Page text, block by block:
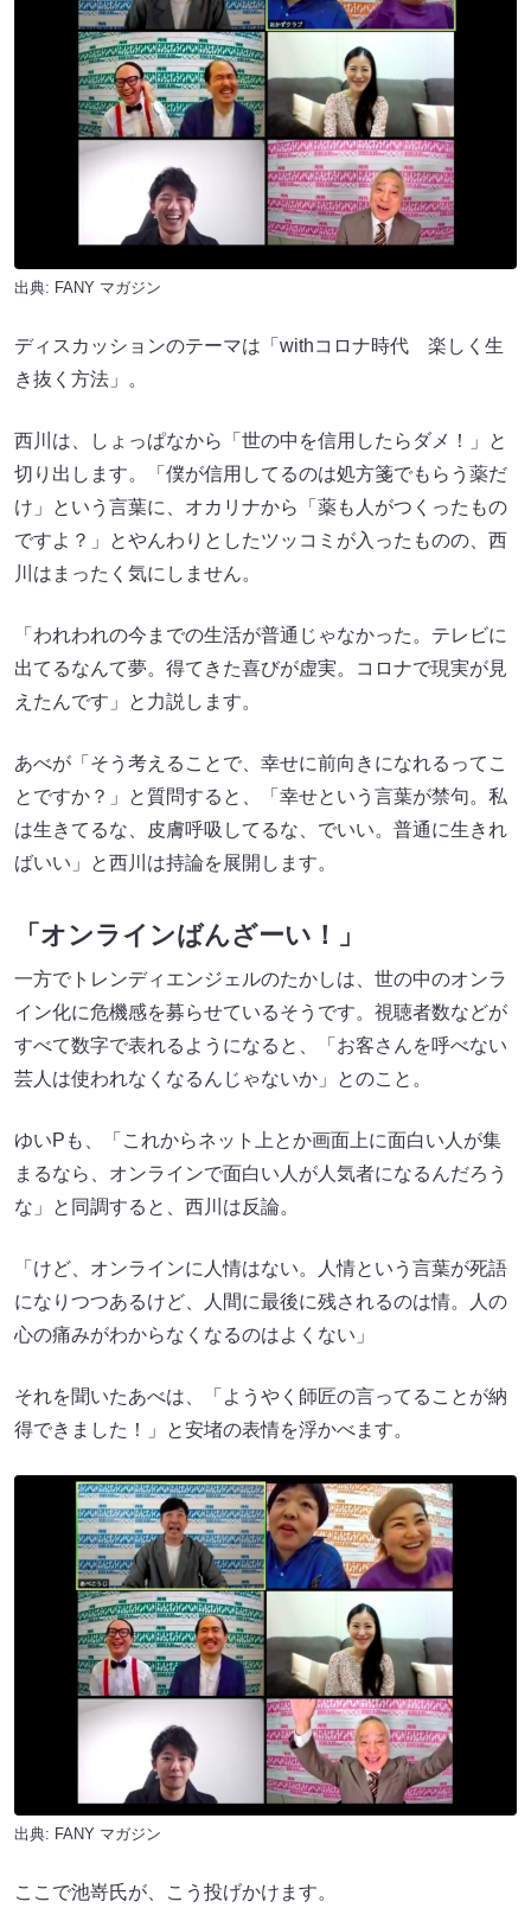
出典: FANY マガジン
ディスカッションのテーマは「withコロナ時代 楽しく生
き抜く方法」。
西川は、しょっぱなから「世の中を信用したらダメ！」と
切り出します。「僕が信用してるのは処方箋でもらう薬だ
け」という言葉に、オカリナから「薬も人がつくったもの
ですよ？」とやんわりとしたツッコミが入ったものの、西
川はまったく気にしません。
「われわれの今までの生活が普通じゃなかった。テレビに
出てるなんて夢。得てきた喜びが虚実。コロナで現実が見
えたんです」と力説します。
あべが「そう考えることで、幸せに前向きになれるってこ
とですか？」と質問すると、「幸せという言葉が禁句。私
は生きてるな、皮膚呼吸してるな、でいい。普通に生きれ
ばいい」と西川は持論を展開します。
「オンラインばんざーい！」
一方でトレンディエンジェルのたかしは、世の中のオンラ
イン化に危機感を募らせているそうです。視聴者数などが
すべて数字で表れるようになると、「お客さんを呼べない
芸人は使われなくなるんじゃないか」とのこと。
ゆいPも、「これからネット上とか画面上に面白い人が集
まるなら、オンラインで面白い人が人気者になるんだろう
な」と同調すると、西川は反論。
「けど、オンラインに人情はない。人情という言葉が死語
になりつつあるけど、人間に最後に残されるのは情。人の
心の痛みがわからなくなるのはよくない」
それを聞いたあべは、「ようやく師匠の言ってることが納
得できました！」と安堵の表情を浮かべます。
出典: FANY マガジン
ここで池嵜氏が、こう投げかけます。